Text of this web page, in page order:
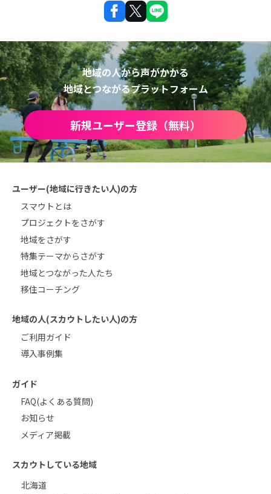
地域の人から声がかかる
地域とつながるプラットフォーム
新規ユーザー登録（無料）
ユーザー(地域に行きたい人)の方
スマウトとは
プロジェクトをさがす
地域をさがす
特集テーマからさがす
地域とつながった人たち
移住コーチング
地域の人(スカウトしたい人)の方
ご利用ガイド
導入事例集
ガイド
FAQ(よくある質問)
お知らせ
メディア掲載
スカウトしている地域
北海道